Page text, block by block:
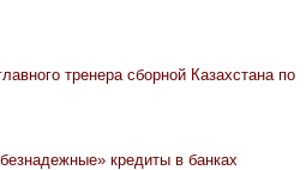
тренера сборной Казахстана по
кредиты в банках